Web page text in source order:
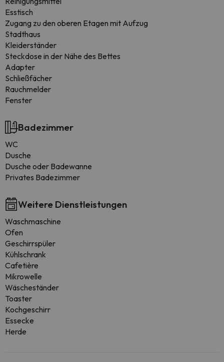
Esstisch
Zugang zu den oberen Etagen mit Aufzug
Stadthaus
Kleiderständer
Steckdose in der Nähe des Bettes
Adapter
Schließfächer
Rauchmelder
Fenster
Badezimmer
WC
Dusche
Dusche oder Badewanne
Privates Badezimmer
Weitere Dienstleistungen
Waschmaschine
Ofen
Geschirrspüler
Kühlschrank
Cafetière
Mikrowelle
Wäscheständer
Toaster
Kochgeschirr
Essecke
Herde